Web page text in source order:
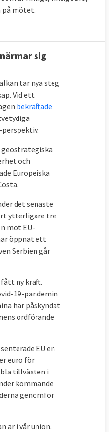
på mötet.
sig
tar nya steg
Vid ett
bekräftade
geostrategiska
och
Europeiska
det senaste
ytterligare tre
mot EU-
öppnat ett
Serbien går
ny kraft.
19-pandemin
har påskyndat
ordförande
EU en
euro för
tillväxten i
kommande
genomför
är i vår union.